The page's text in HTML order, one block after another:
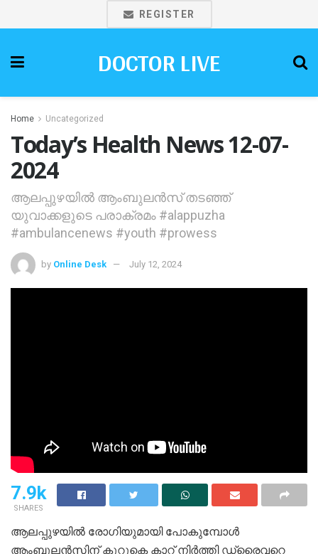
REGISTER
DOCTOR LIVE
Home Uncategorized
Today’s Health News 12-07-
2024
ആലപ്പുഴയിൽ ആംബുലൻസ് തടഞ്ഞ്
യുവാക്കളുടെ പരാക്രമം #alappuzha
#ambulancenews #youth #prowess
by Online Desk July 12, 2024
7.9k
SHARES
ആലപ്പുഴയിൽ രോഗിയുമായി പോകുമ്പോൾ
ആംബുലൻസിന് കുറുകെ കാറ് നിർത്തി ഡ്രൈവറെ